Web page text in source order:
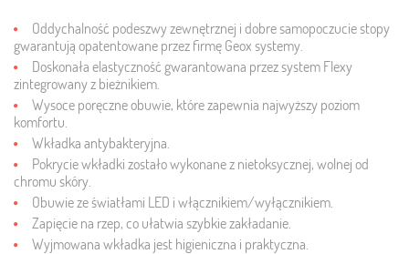
Oddychalność podeszwy zewnętrznej i dobre samopoczucie stopy
gwarantują opatentowane przez firmę Geox systemy.
Doskonała elastyczność gwarantowana przez system Flexy
zintegrowany z bieżnikiem.
Wysoce poręczne obuwie, które zapewnia najwyższy poziom
komfortu.
Wkładka antybakteryjna.
Pokrycie wkładki zostało wykonane z nietoksycznej, wolnej od
chromu skóry.
Obuwie ze światłami LED i włącznikiem/wyłącznikiem.
Zapięcie na rzep, co ułatwia szybkie zakładanie.
Wyjmowana wkładka jest higieniczna i praktyczna.